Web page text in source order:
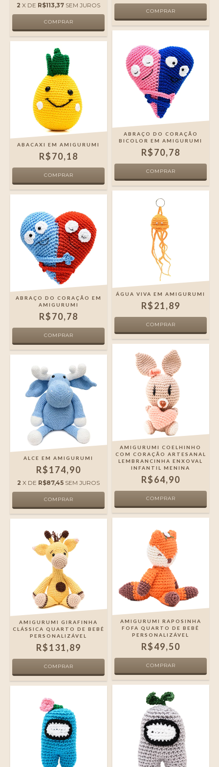
2 X DE R$113,37 SEM JUROS
ABACAXI EM AMIGURUMI
R$70,18
ABRAÇO DO CORAÇÃO
BICOLOR EM AMIGURUMI
R$70,78
ABRAÇO DO CORAÇÃO EM
AMIGURUMI
R$70,78
ÁGUA VIVA EM AMIGURUMI
R$21,89
ALCE EM AMIGURUMI
R$174,90
2 X DE R$87,45 SEM JUROS
AMIGURUMI COELHINHO
COM CORAÇÃO ARTESANAL
LEMBRANCINHA ENXOVAL
INFANTIL MENINA
R$64,90
AMIGURUMI GIRAFINHA
CLÁSSICA QUARTO DE BEBÊ
PERSONALIZÁVEL
R$131,89
AMIGURUMI RAPOSINHA
FOFA QUARTO DE BEBÊ
PERSONALIZÁVEL
R$49,50